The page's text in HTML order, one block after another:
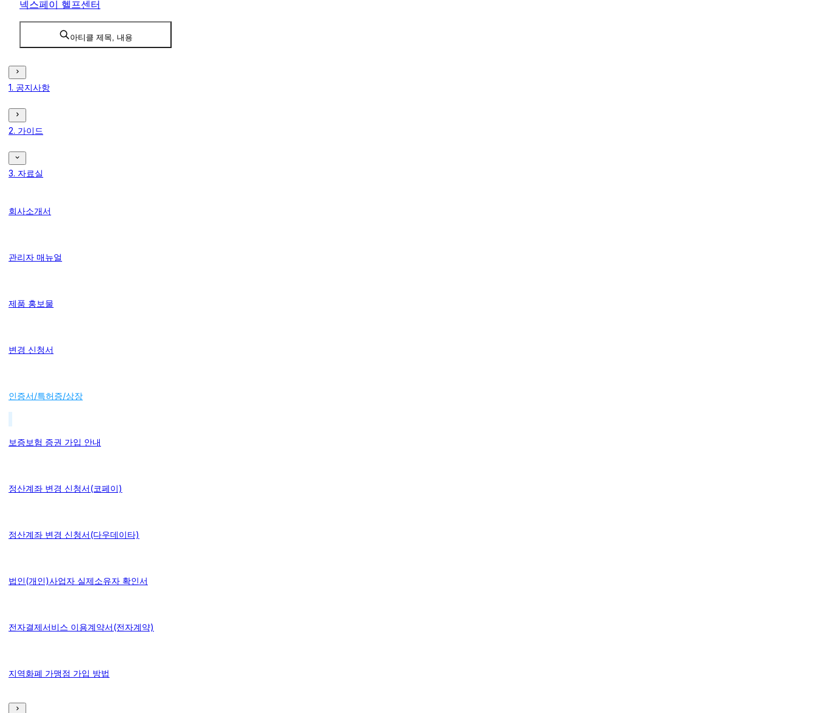
넥스페이 헬프센터
아티클 제목, 내용
1. 공지사항
2. 가이드
3. 자료실
회사소개서
관리자 매뉴얼
제품 홍보물
변경 신청서
인증서/특허증/상장
보증보험 증권 가입 안내
정산계좌 변경 신청서(코페이)
정산계좌 변경 신청서(다우데이타)
법인(개인)사업자 실제소유자 확인서
전자결제서비스 이용계약서(전자계약)
지역화폐 가맹점 가입 방법